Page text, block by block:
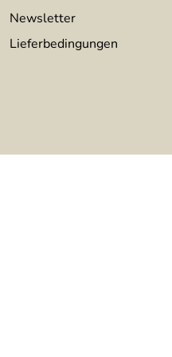
Newsletter
Lieferbedingungen